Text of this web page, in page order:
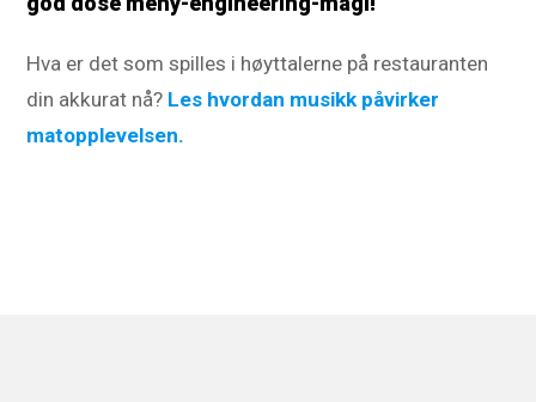
Hva er det som spilles i høyttalerne på restauranten
din akkurat nå? Les hvordan musikk påvirker
matopplevelsen.